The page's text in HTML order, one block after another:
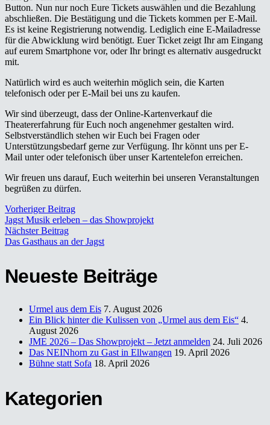
Button. Nun nur noch Eure Tickets auswählen und die Bezahlung
abschließen. Die Bestätigung und die Tickets kommen per E-Mail.
Es ist keine Registrierung notwendig. Lediglich eine E-Mailadresse
für die Abwicklung wird benötigt. Euer Ticket zeigt Ihr am Eingang
auf eurem Smartphone vor, oder Ihr bringt es alternativ ausgedruckt
mit.
Natürlich wird es auch weiterhin möglich sein, die Karten
telefonisch oder per E-Mail bei uns zu kaufen.
Wir sind überzeugt, dass der Online-Kartenverkauf die
Theatererfahrung für Euch noch angenehmer gestalten wird.
Selbstverständlich stehen wir Euch bei Fragen oder
Unterstützungsbedarf gerne zur Verfügung. Ihr könnt uns per E-
Mail unter oder telefonisch über unser Kartentelefon erreichen.
Wir freuen uns darauf, Euch weiterhin bei unseren Veranstaltungen
begrüßen zu dürfen.
Vorheriger Beitrag
Jagst Musik erleben – das Showprojekt
Nächster Beitrag
Das Gasthaus an der Jagst
Neueste Beiträge
Urmel aus dem Eis 7. August 2026
Ein Blick hinter die Kulissen von „Urmel aus dem Eis“ 4.
August 2026
JME 2026 – Das Showprojekt – Jetzt anmelden 24. Juli 2026
Das NEINhorn zu Gast in Ellwangen 19. April 2026
Bühne statt Sofa 18. April 2026
Kategorien